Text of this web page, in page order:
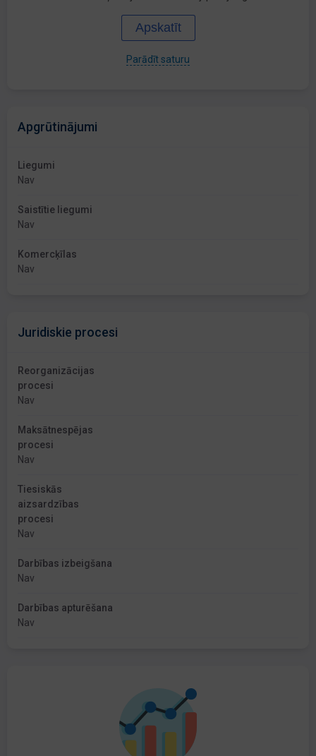
Apskatīt
Parādīt saturu
Apgrūtinājumi
Liegumi
Nav
Saistītie liegumi
Nav
Komercķīlas
Nav
Juridiskie procesi
Reorganizācijas
procesi
Nav
Maksātnespējas
procesi
Nav
Tiesiskās
aizsardzības
procesi
Nav
Darbības izbeigšana
Nav
Darbības apturēšana
Nav